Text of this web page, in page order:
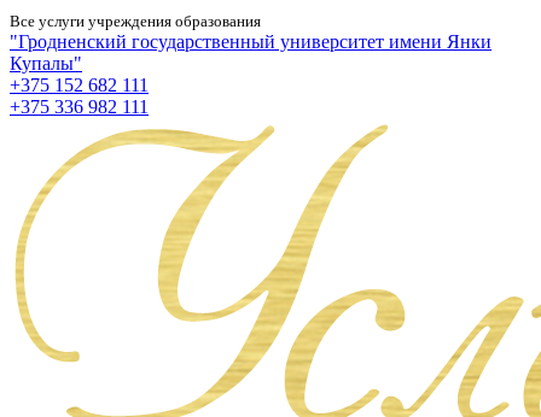
Все услуги учреждения образования
"Гродненский государственный университет имени Янки
Купалы"
+375 152 682 111
+375 336 982 111